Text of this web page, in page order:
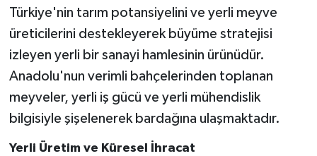
Türkiye'nin tarım potansiyelini ve yerli meyve
üreticilerini destekleyerek büyüme stratejisi
izleyen yerli bir sanayi hamlesinin ürünüdür.
Anadolu'nun verimli bahçelerinden toplanan
meyveler, yerli iş gücü ve yerli mühendislik
bilgisiyle şişelenerek bardağına ulaşmaktadır.
Yerli Üretim ve Küresel İhracat